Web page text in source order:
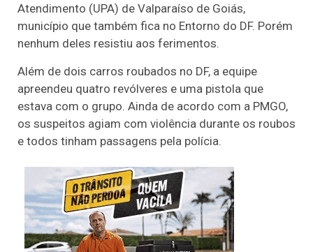
Atendimento (UPA) de Valparaíso de Goiás,
município que também fica no Entorno do DF. Porém
nenhum deles resistiu aos ferimentos.
Além de dois carros roubados no DF, a equipe
apreendeu quatro revólveres e uma pistola que
estava com o grupo. Ainda de acordo com a PMGO,
os suspeitos agiam com violência durante os roubos
e todos tinham passagens pela polícia.